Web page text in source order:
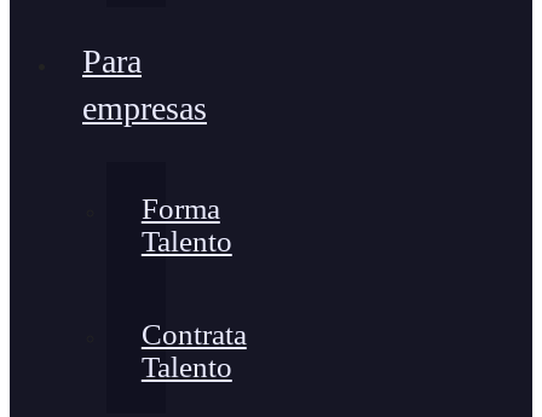
Para
empresas
Forma
Talento
Contrata
Talento